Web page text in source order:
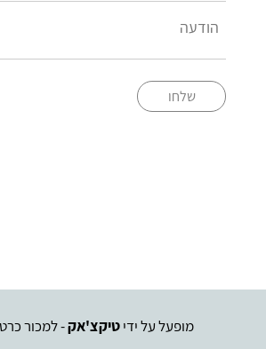
שלחו
מופעל על ידיטיקצ'אק- למכור